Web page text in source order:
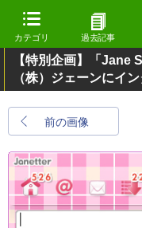
カテゴリ 過去記事
【特別企画】「Jane
（株）ジェーンにイ
前の画像